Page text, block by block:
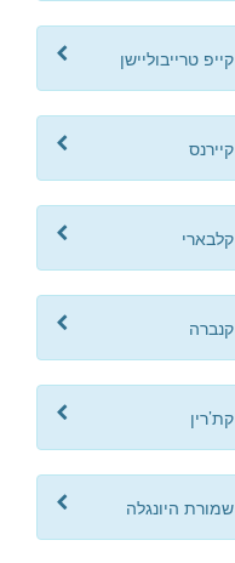
קייפ טרייבוליישן
קיירנס
קלבארי
קנברה
קת’רין
שמורת היונגלה